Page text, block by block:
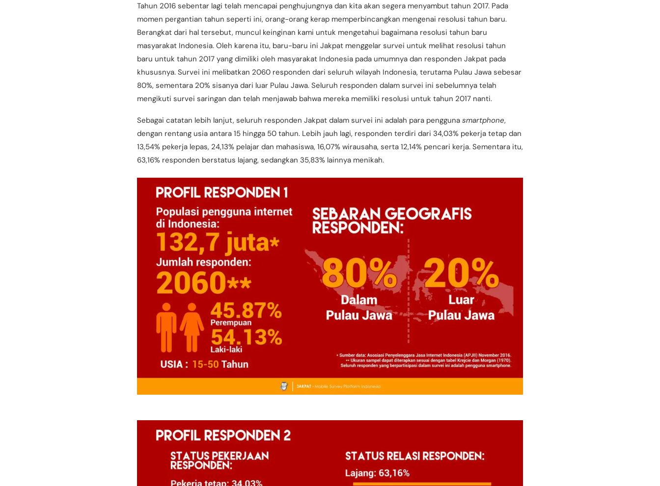
new
Tahun 2016 sebentar lagi telah mencapai penghujungnya dan kita akan segera menyambut tahun 2017. Pada
momen pergantian tahun seperti ini, orang-orang kerap memperbincangkan mengenai resolusi tahun baru.
Berangkat dari hal tersebut, muncul keinginan kami untuk mengetahui bagaimana resolusi tahun baru
masyarakat Indonesia. Oleh karena itu, baru-baru ini Jakpat menggelar survei untuk melihat resolusi tahun
baru untuk tahun 2017 yang dimiliki oleh masyarakat Indonesia pada umumnya dan responden Jakpat pada
khususnya. Survei ini melibatkan 2060 responden dari seluruh wilayah Indonesia, terutama Pulau Jawa sebesar
80%, sementara 20% sisanya dari luar Pulau Jawa. Seluruh responden dalam survei ini sebelumnya telah
mengikuti survei saringan dan telah menjawab bahwa mereka memiliki resolusi untuk tahun 2017 nanti.
Sebagai catatan lebih lanjut, seluruh responden Jakpat dalam survei ini adalah para pengguna smartphone,
dengan rentang usia antara 15 hingga 50 tahun. Lebih jauh lagi, responden terdiri dari 34,03% pekerja tetap dan
13,54% pekerja lepas, 24,13% pelajar dan mahasiswa, 16,07% wirausaha, serta 12,14% pencari kerja. Sementara itu,
63,16% responden berstatus lajang, sedangkan 35,83% lainnya menikah.